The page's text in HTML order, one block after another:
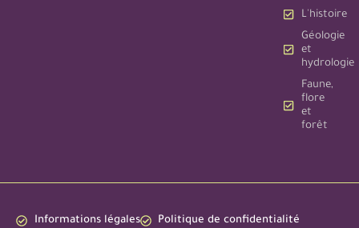
L'histoire
Géologie
et
hydrologie
Faune,
flore
et
forêt
Informations légales Politique de confidentialité